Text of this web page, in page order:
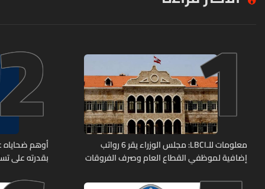
1
معلومات للـLBCI: مجلس الوزراء يقر 6 رواتب
إضافية لموظفي القطاع العام وصرف الفروقات
أوهم ضحاياه
بقدرته على